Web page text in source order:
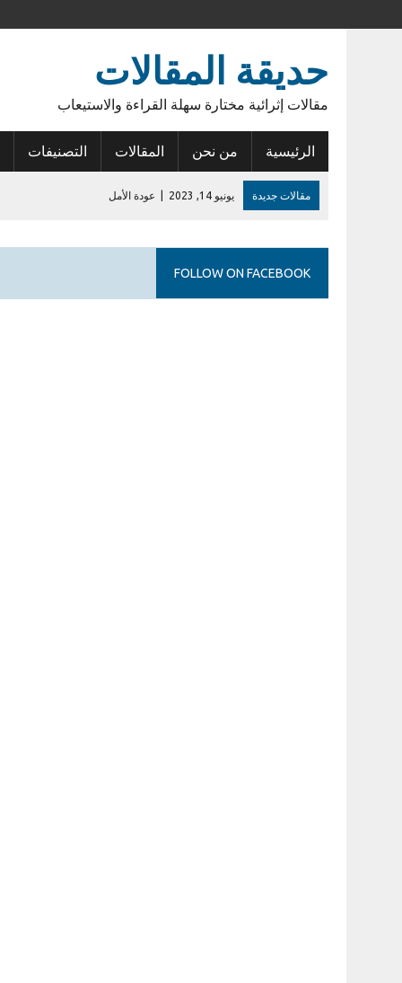
حديقة المقالات
مقالات إثرائية مختارة سهلة القراءة والاستيعاب
الرئيسية من نحن المقالات التصنيفات
مقالات جديدة يونيو 14, 2023 عودة الأمل
FOLLOW ON FACEBOOK